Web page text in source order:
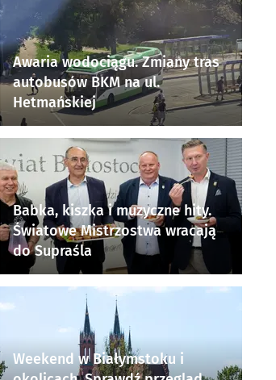
Awaria wodociągu. Zmiany tras
autobusów BKM na ul.
Hetmańskiej
Babka, kiszka i muzyczne hity.
Światowe Mistrzostwa wracają
do Supraśla
Weekend w Białymstoku i